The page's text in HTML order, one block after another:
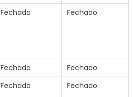
Fechado Fechado
Fechado
Fechado
Fechado Fechado